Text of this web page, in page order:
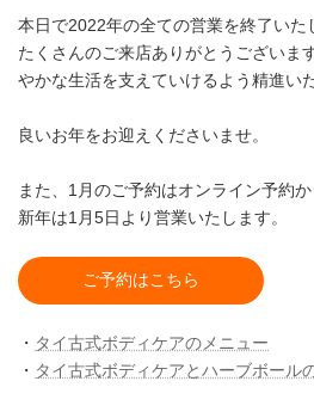
本日で2022年の全ての営業を終了いた
たくさんのご来店ありがとうございま
やかな生活を支えていけるよう精進い
良いお年をお迎えくださいませ。
また、1月のご予約はオンライン予約か
新年は1月5日より営業いたします。
ご予約はこちら
・ タイ古式ボディケアのメニュー
・ タイ古式ボディケアとハーブボール